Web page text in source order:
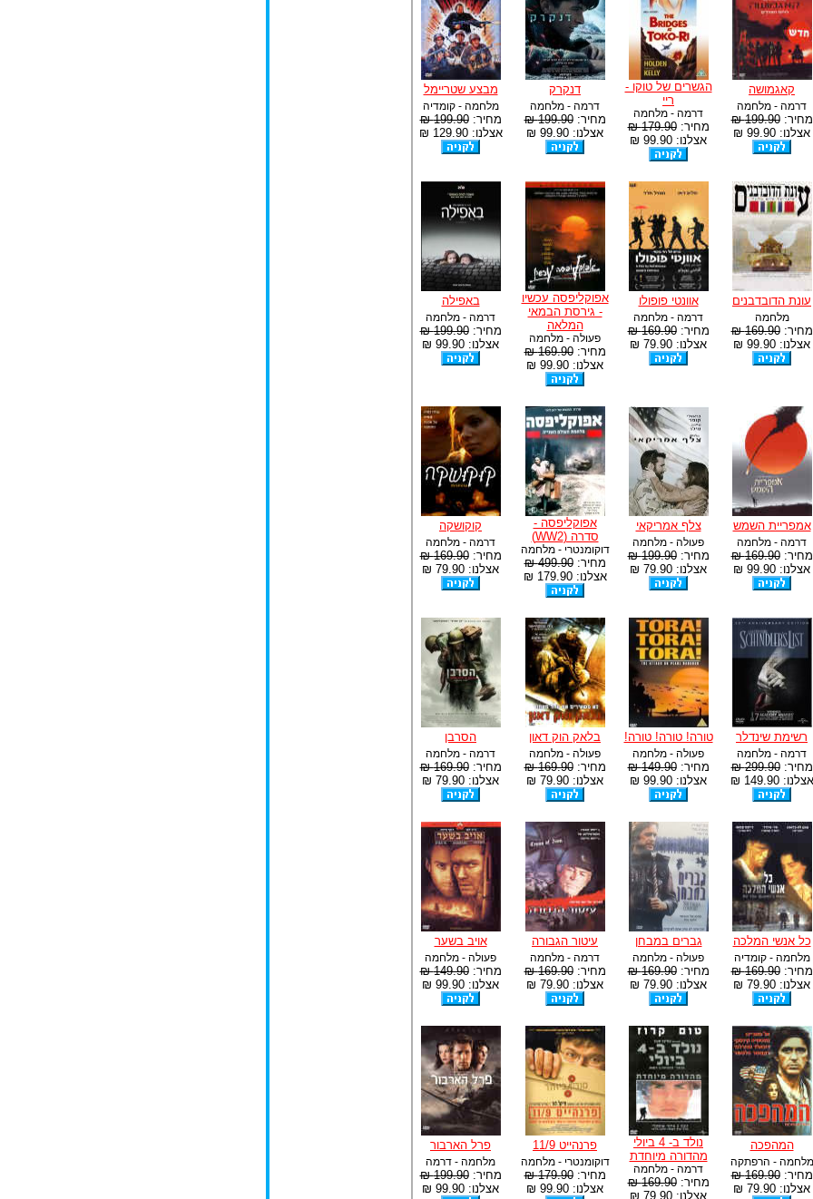
קאגמושה
דרמה - מלחמה
מחיר:199.90 ₪
אצלנו: 99.90 ₪
הגשרים של טוקו -
ריי
דרמה - מלחמה
מחיר:179.90 ₪
אצלנו: 99.90 ₪
דנקרק
דרמה - מלחמה
מחיר:199.90 ₪
אצלנו: 99.90 ₪
מבצע שטריימל
מלחמה - קומדיה
מחיר:199.90 ₪
אצלנו: 129.90 ₪
עונת הדובדבנים
מלחמה
מחיר:169.90 ₪
אצלנו: 99.90 ₪
אוונטי פופולו
דרמה - מלחמה
מחיר:169.90 ₪
אצלנו: 79.90 ₪
אפוקליפסה עכשיו
- גירסת הבמאי
המלאה
פעולה - מלחמה
מחיר:169.90 ₪
אצלנו: 99.90 ₪
באפילה
דרמה - מלחמה
מחיר:199.90 ₪
אצלנו: 99.90 ₪
אמפריית השמש
דרמה - מלחמה
מחיר:169.90 ₪
אצלנו: 99.90 ₪
צלף אמריקאי
פעולה - מלחמה
מחיר:199.90 ₪
אצלנו: 79.90 ₪
אפוקליפסה -
סדרה (WW2)
דוקומנטרי - מלחמה
מחיר:499.90 ₪
אצלנו: 179.90 ₪
קוקושקה
דרמה - מלחמה
מחיר:169.90 ₪
אצלנו: 79.90 ₪
רשימת שינדלר
דרמה - מלחמה
מחיר:299.90 ₪
אצלנו: 149.90 ₪
טורה! טורה! טורה!
פעולה - מלחמה
מחיר:149.90 ₪
אצלנו: 99.90 ₪
בלאק הוק דאון
פעולה - מלחמה
מחיר:169.90 ₪
אצלנו: 79.90 ₪
הסרבן
דרמה - מלחמה
מחיר:169.90 ₪
אצלנו: 79.90 ₪
כל אנשי המלכה
מלחמה - קומדיה
מחיר:169.90 ₪
אצלנו: 79.90 ₪
גברים במבחן
פעולה - מלחמה
מחיר:169.90 ₪
אצלנו: 79.90 ₪
עיטור הגבורה
דרמה - מלחמה
מחיר:169.90 ₪
אצלנו: 79.90 ₪
אויב בשער
פעולה - מלחמה
מחיר:149.90 ₪
אצלנו: 99.90 ₪
המהפכה
מלחמה - הרפתקה
מחיר:169.90 ₪
אצלנו: 79.90 ₪
נולד ב- 4 ביולי
מהדורה מיוחדת
דרמה - מלחמה
מחיר:169.90 ₪
אצלנו: 79.90 ₪
פרנהייט 11/9
דוקומנטרי - מלחמה
מחיר:179.90 ₪
אצלנו: 99.90 ₪
פרל הארבור
מלחמה - דרמה
מחיר:199.90 ₪
אצלנו: 99.90 ₪